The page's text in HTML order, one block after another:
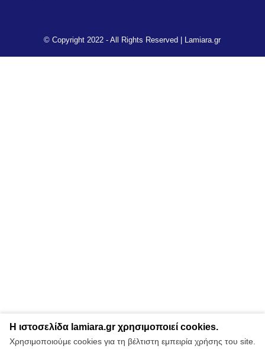
© Copyright 2022 - All Rights Reserved | Lamiara.gr
Η ιστοσελίδα lamiara.gr χρησιμοποιεί cookies.
Χρησιμοποιούμε cookies για τη βέλτιστη εμπειρία χρήσης του site.